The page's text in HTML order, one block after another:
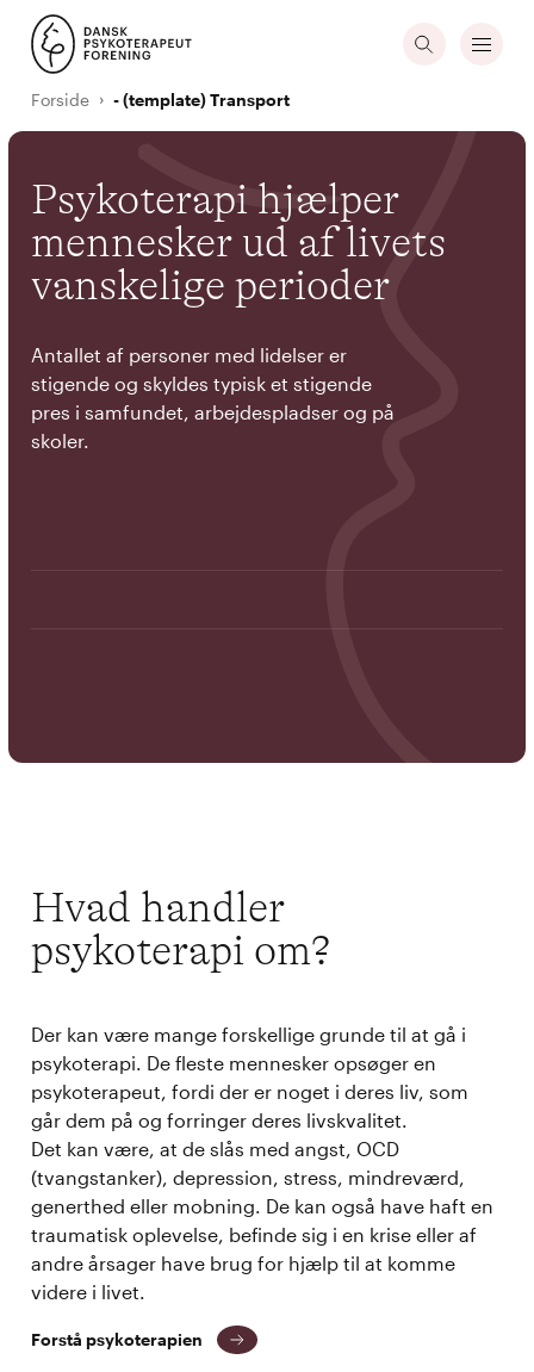
Forside - (template) Transport
Psykoterapi hjælper
mennesker ud af livets
vanskelige perioder
Antallet af personer med lidelser er
stigende og skyldes typisk et stigende
pres i samfundet, arbejdespladser og på
skoler.
Hvad handler
psykoterapi om?
Der kan være mange forskellige grunde til at gå i
psykoterapi. De fleste mennesker opsøger en
psykoterapeut, fordi der er noget i deres liv, som
går dem på og forringer deres livskvalitet.
Det kan være, at de slås med angst, OCD
(tvangstanker), depression, stress, mindreværd,
generthed eller mobning. De kan også have haft en
traumatisk oplevelse, befinde sig i en krise eller af
andre årsager have brug for hjælp til at komme
videre i livet.
Forstå psykoterapien